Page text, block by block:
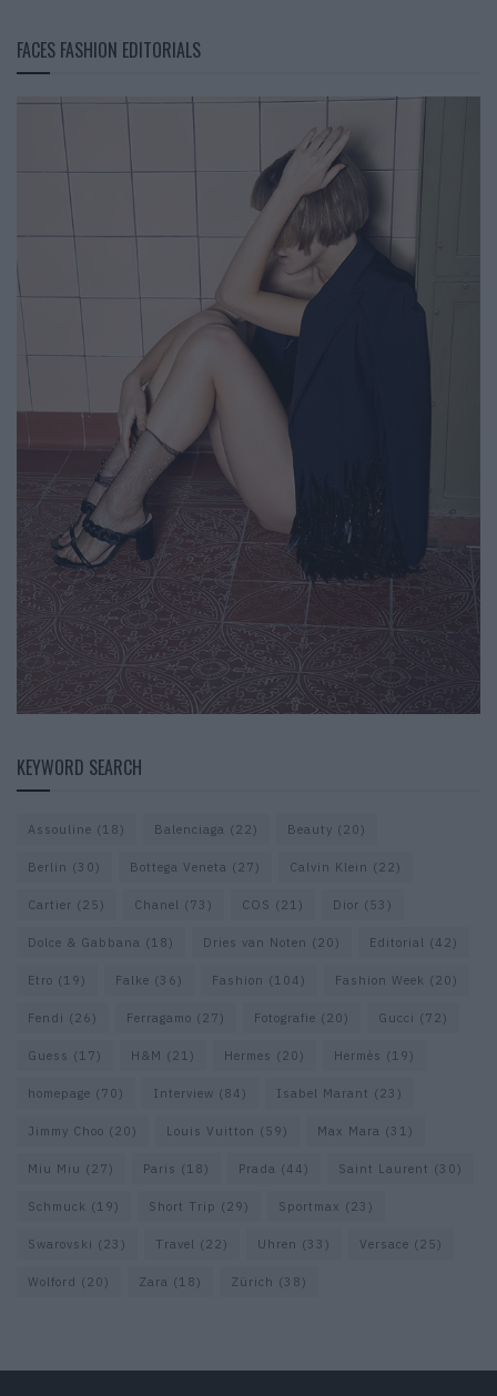
FACES FASHION EDITORIALS
KEYWORD SEARCH
Assouline (18) Balenciaga (22) Beauty (20)
Berlin (30) Bottega Veneta (27) Calvin Klein (22)
Cartier (25) Chanel (73) COS (21) Dior (53)
Dolce & Gabbana (18) Dries van Noten (20) Editorial (42)
Etro (19) Falke (36) Fashion (104) Fashion Week (20)
Fendi (26) Ferragamo (27) Fotografie (20) Gucci (72)
Guess (17) H&M (21) Hermes (20) Hermès (19)
homepage (70) Interview (84) Isabel Marant (23)
Jimmy Choo (20) Louis Vuitton (59) Max Mara (31)
Miu Miu (27) Paris (18) Prada (44) Saint Laurent (30)
Schmuck (19) Short Trip (29) Sportmax (23)
Swarovski (23) Travel (22) Uhren (33) Versace (25)
Wolford (20) Zara (18) Zürich (38)